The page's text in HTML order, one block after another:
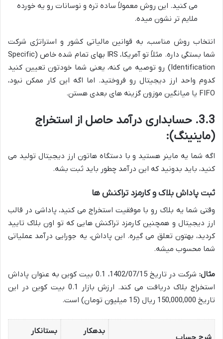
می کنید. این روش معمولاً ساده تره و نوسانات رو یه خورده
ملایم تر نشون میده.
انتخاب روش مناسب، به قوانین مالیاتی کشور و استراتژی شرکت
شما بستگی داره. مثلاً تو آمریکا، IRS بهای تمام شده خاص (Specific
Identification) رو توصیه می کنه، یعنی شما خودتون تعیین کنید
کدوم واحد ارز دیجیتال رو فروختید. اما اگه این کار ممکن نبود،
FIFO یا میانگین موزون گزینه های بعدی هستن.
3.3. حسابداری درآمد حاصل از استخراج
(ماینینگ):
اگه شما یه ماینر هستید و با دستگاه هاتون ارز دیجیتال تولید می
کنید، باید بدونید که این درآمد چطور باید ثبت بشه.
ثبت پاداش بلاک و کارمزد تراکنش ها
وقتی شما یه بلاک رو با موفقیت استخراج می کنید، پاداشی در قالب
ارز دیجیتال و همچنین کارمزد تراکنش هایی که تو اون بلاک تایید
کردید، بهتون تعلق می گیره. این پاداش، یه جورایی درآمد عملیاتی
شما محسوب میشه.
مثال:
شرکت در تاریخ 1402/07/15، 0.1 بیت کوین به عنوان پاداش
استخراج بلاک دریافت می کند. ارزش بازار 0.1 بیت کوین در این
تاریخ 150,000,000 ریال (15 میلیون تومان) است.
بدهکار
بستانکار